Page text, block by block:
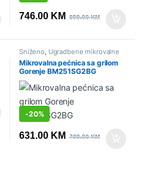
746.00 KM 899.00KM
Sniženo, Ugradbene mikrovalne
pećnice ,Ugradbeni aparati
Mikrovalna pećnica sa grilom
Gorenje BM251SG2BG
-20%
631.00 KM 789.00KM